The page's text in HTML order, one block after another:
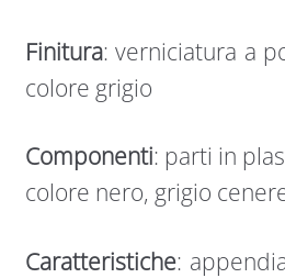
Finitura: verniciatura a
colore grigio
Componenti: parti in
colore nero, grigio
Caratteristiche: